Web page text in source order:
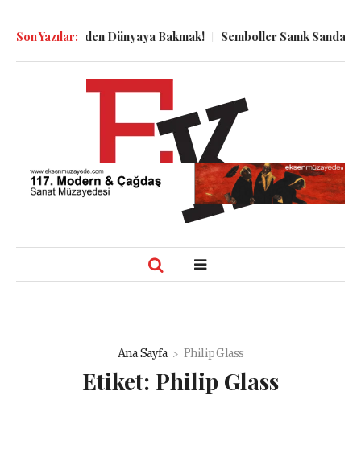
Son Yazılar:
Kuyu Dibinden Dünyaya Bakmak! Semboller Sanık
Ana Sayfa Philip Glass
Etiket: Philip Glass